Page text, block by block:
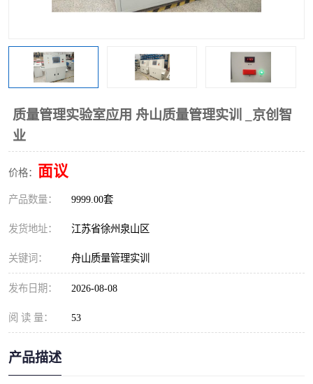
质量管理实验室应用 舟山质量管理实训 _京创智
业
价格： 面议
产品数量： 9999.00套
发货地址： 江苏省徐州泉山区
关键词： 舟山质量管理实训
发布日期： 2026-08-08
阅 读 量： 53
产品描述